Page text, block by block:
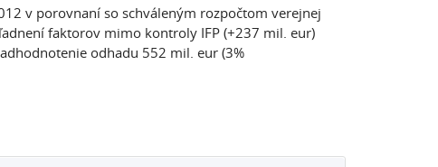
v porovnaní so schváleným rozpočtom verejnej
faktorov mimo kontroly IFP (+237 mil. eur)
odhadu 552 mil. eur (3%